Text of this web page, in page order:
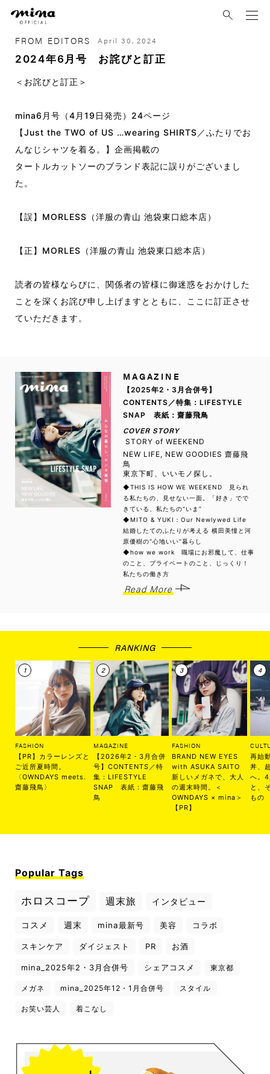
FROM EDITORS April 30, 2024
2024年6月号 お詫びと訂正
＜お詫びと訂正＞
mina6月号（4月19日発売）24ページ
【Just the TWO of US …wearing SHIRTS／ふたりでお
んなじシャツを着る。】企画掲載の
タートルカットソーのブランド表記に誤りがございまし
た。
【誤】MORLESS（洋服の青山 池袋東口総本店）
【正】MORLES（洋服の青山 池袋東口総本店）
読者の皆様ならびに、関係者の皆様に御迷惑をおかけした
ことを深くお詫び申し上げますとともに、ここに訂正させ
ていただきます。
MAGAZINE
【2025年2・3月合併号】
CONTENTS／特集：LIFESTYLE
SNAP 表紙：齋藤飛鳥
COVER STORY
STORY of WEEKEND
NEW LIFE, NEW GOODIES 齋藤飛
鳥
東京下町、いいモノ探し。
◆THIS IS HOW WE WEEKEND 見られ
る私たちの、見せない一面。「好き」でで
きている、私たちの“いま”
◆MITO & YUKI：Our Newlywed Life
結婚したてのふたりが考える 横田美憧と河
原優樹の“心地いい”暮らし
◆how we work 職場にお邪魔して、仕事
のこと、プライベートのこと、じっくり！
私たちの働き方
Read More
RANKING
FASHION
【PR】カラーレンズと
ご近所夏時間。
〈OWNDAYS meets.
齋藤飛鳥〉
MAGAZINE
【2026年2・3月合併
号】CONTENTS／特
集：LIFESTYLE
SNAP 表紙：齋藤飛
鳥
FASHION
BRAND NEW EYES
with ASUKA SAITO
新しいメガネで、大人
の週末時間。＜
OWNDAYS × mina＞
【PR】
再始
丼、
へ。
と、
もの
Popular Tags
ホロスコープ 週末旅 インタビュー
コスメ 週末 mina最新号 美容 コラボ
スキンケア ダイジェスト PR お酒
mina_2025年2・3月合併号 シェアコスメ 東京都
メガネ mina_2025年12・1月合併号 スタイル
お笑い芸人 着こなし